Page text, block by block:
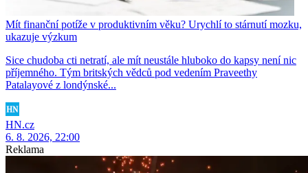
Mít finanční potíže v produktivním věku? Urychlí to stárnutí mozku,
ukazuje výzkum
Sice chudoba cti netratí, ale mít neustále hluboko do kapsy není nic
příjemného. Tým britských vědců pod vedením Praveethy
Patalayové z londýnské...
HN.cz
6. 8. 2026, 22:00
Reklama